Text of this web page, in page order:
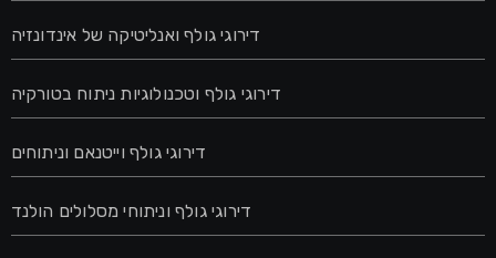
דירוגי גולף ואנליטיקה של אינדונזיה
דירוגי גולף וטכנולוגיות ניתוח בטורקיה
דירוגי גולף וייטנאם וניתוחים
דירוגי גולף וניתוחי מסלולים הולנד